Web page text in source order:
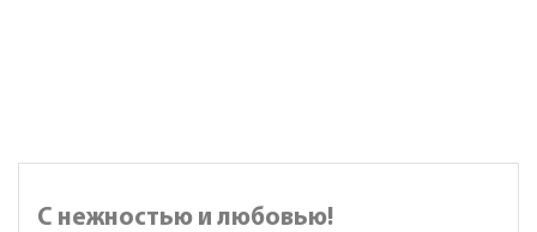
С нежностью и любовью!